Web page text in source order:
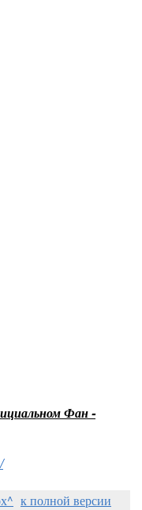
Фан -
к полной версии